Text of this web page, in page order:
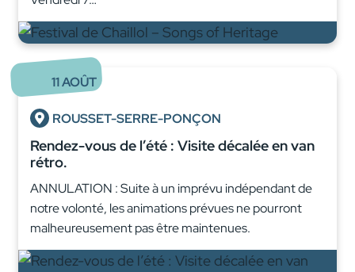
11AOÛT
ROUSSET-SERRE-PONÇON
Rendez-vous de l’été : Visite décalée en van
rétro.
ANNULATION : Suite à un imprévu indépendant de
notre volonté, les animations prévues ne pourront
malheureusement pas être maintenues.